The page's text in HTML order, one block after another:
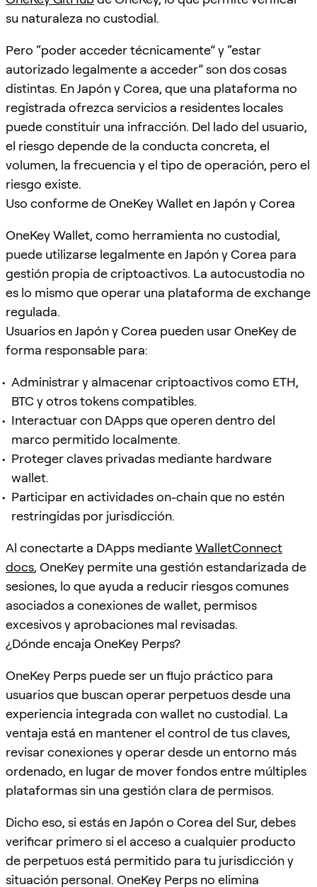
su naturaleza no custodial.
Pero “poder acceder técnicamente” y “estar
autorizado legalmente a acceder” son dos cosas
distintas. En Japón y Corea, que una plataforma no
registrada ofrezca servicios a residentes locales
puede constituir una infracción. Del lado del usuario,
el riesgo depende de la conducta concreta, el
volumen, la frecuencia y el tipo de operación, pero el
riesgo existe.
Uso conforme de OneKey Wallet en Japón y Corea
OneKey Wallet, como herramienta no custodial,
puede utilizarse legalmente en Japón y Corea para
gestión propia de criptoactivos. La autocustodia no
es lo mismo que operar una plataforma de exchange
regulada.
Usuarios en Japón y Corea pueden usar OneKey de
forma responsable para:
Administrar y almacenar criptoactivos como ETH,
BTC y otros tokens compatibles.
Interactuar con DApps que operen dentro del
marco permitido localmente.
Proteger claves privadas mediante hardware
wallet.
Participar en actividades on-chain que no estén
restringidas por jurisdicción.
Al conectarte a DApps medianteWalletConnect
docs, OneKey permite una gestión estandarizada de
sesiones, lo que ayuda a reducir riesgos comunes
asociados a conexiones de wallet, permisos
excesivos y aprobaciones mal revisadas.
¿Dónde encaja OneKey Perps?
OneKey Perps puede ser un flujo práctico para
usuarios que buscan operar perpetuos desde una
experiencia integrada con wallet no custodial. La
ventaja está en mantener el control de tus claves,
revisar conexiones y operar desde un entorno más
ordenado, en lugar de mover fondos entre múltiples
plataformas sin una gestión clara de permisos.
Dicho eso, si estás en Japón o Corea del Sur, debes
verificar primero si el acceso a cualquier producto
de perpetuos está permitido para tu jurisdicción y
situación personal. OneKey Perps no elimina